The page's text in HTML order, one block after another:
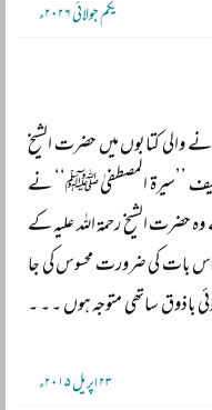
یکم جولائی ۲۰۲۶ء
والی کتابوں میں حضرت الشیخ
تصنیف ’’سیرۃ المصطفیٰ ﷺ‘‘ نے
الشیخ رحمۃ اللہ علیہ کے
بات کی ضرورت محسوس کی جا
باذوق ساتھی متوجہ ہوں ۔ ۔ ۔
۲۳ اپریل ۲۰۱۵ء